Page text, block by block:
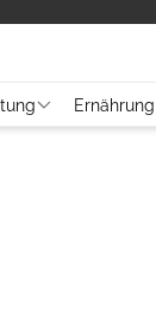
Ernährung